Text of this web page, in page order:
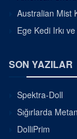
Australian Mist
Ege Kedi Irkı
SON YAZILAR
Spektra-Doll
Sığırlarda
DolliPrim